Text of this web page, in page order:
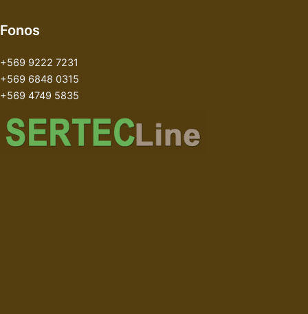
Fonos
+569 9222 7231
+569 6848 0315
+569 4749 5835